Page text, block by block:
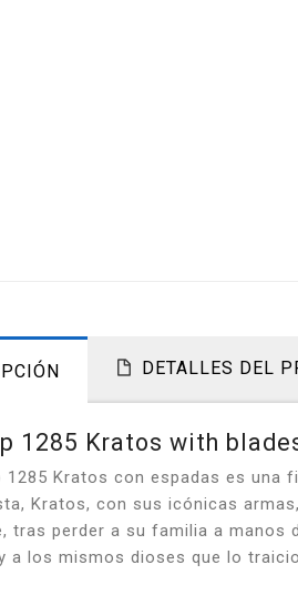
DETALLES DEL
1285 Kratos with
1285 Kratos con espadas es una
Kratos, con sus icónicas
tras perder a su familia a manos
a los mismos dioses que lo